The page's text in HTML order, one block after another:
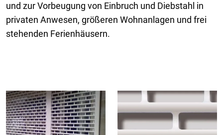
und zur Vorbeugung von Einbruch und Diebstahl in
privaten Anwesen, größeren Wohnanlagen und frei
stehenden Ferienhäusern.